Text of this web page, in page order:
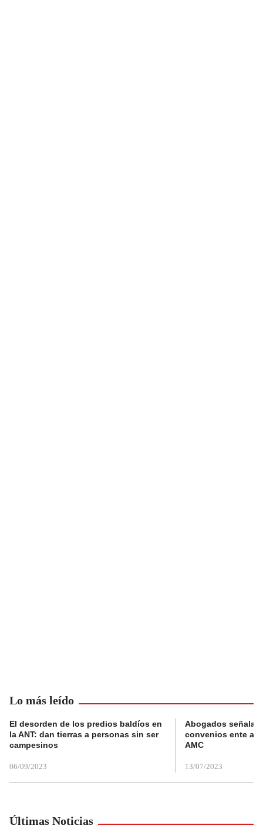
Lo más leído
El desorden de los predios baldíos en
la ANT: dan tierras a personas sin ser
campesinos
06/09/2023
Abogados
convenios ente
AMC
13/07/2023
Últimas Noticias